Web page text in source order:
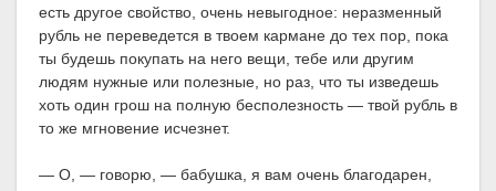
есть другое свойство, очень невыгодное: неразменный
рубль не переведется в твоем кармане до тех пор, пока
ты будешь покупать на него вещи, тебе или другим
людям нужные или полезные, но раз, что ты изведешь
хоть один грош на полную бесполезность — твой рубль в
то же мгновение исчезнет.
— О, — говорю, — бабушка, я вам очень благодарен,